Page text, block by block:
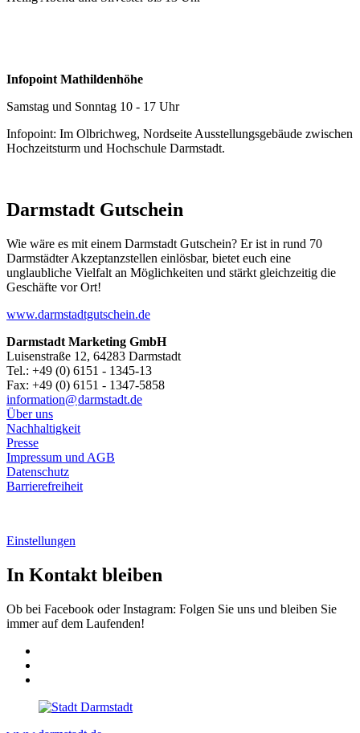
Infopoint Mathildenhöhe
Samstag und Sonntag 10 - 17 Uhr
Infopoint: Im Olbrichweg, Nordseite Ausstellungsgebäude zwischen
Hochzeitsturm und Hochschule Darmstadt.
Darmstadt Gutschein
Wie wäre es mit einem Darmstadt Gutschein? Er ist in rund 70
Darmstädter Akzeptanzstellen einlösbar, bietet euch eine
unglaubliche Vielfalt an Möglichkeiten und stärkt gleichzeitig die
Geschäfte vor Ort!
www.darmstadtgutschein.de
Darmstadt Marketing GmbH
Luisenstraße 12, 64283 Darmstadt
Tel.: +49 (0) 6151 - 1345-13
Fax: +49 (0) 6151 - 1347-5858
information@darmstadt.de
Über uns
Nachhaltigkeit
Presse
Impressum und AGB
Datenschutz
Barrierefreiheit
Einstellungen
In Kontakt bleiben
Ob bei Facebook oder Instagram: Folgen Sie uns und bleiben Sie
immer auf dem Laufenden!